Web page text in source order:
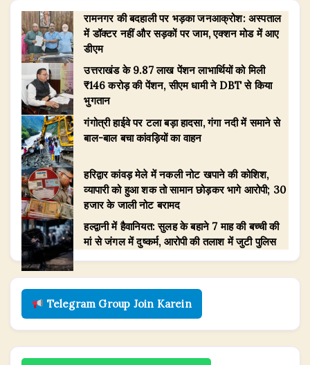
रामनगर की बदहाली पर भड़का जनआक्रोश: अस्पताल
में डॉक्टर नहीं और सड़कों पर जाम, एक्शन मोड में आए
डीएम
उत्तराखंड के 9.87 लाख पेंशन लाभार्थियों को मिली
₹146 करोड़ की पेंशन, सीएम धामी ने DBT से किया
भुगतान
गंगोत्री हाईवे पर टला बड़ा हादसा, गंगा नदी में समाने से
बाल-बाल बचा कांवड़ियों का वाहन
हरिद्वार कांवड़ मेले में नकली नोट खपाने की कोशिश,
व्यापारी को हुआ शक तो सामान छोड़कर भागे आरोपी; 30
हजार के जाली नोट बरामद
हल्द्वानी में हैवानियत: सुलह के बहाने 7 माह की बच्ची की
मां से जंगल में दुष्कर्म, आरोपी की तलाश में जुटी पुलिस
Telegram Group Join Karein